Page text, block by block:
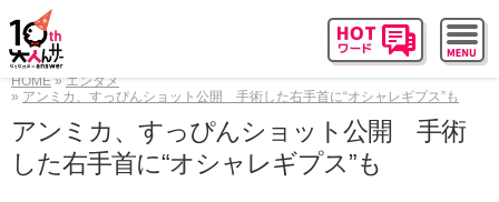
HOME
エンタメ
アンミカ、すっぴんショット公開 手術した右手首に“オシャレギプス”も
アンミカ、すっぴんショット公開 手術
した右手首に“オシャレギプス”も